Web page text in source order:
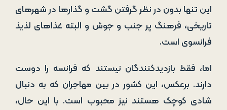
این تنها بدون در نظر گرفتن گشت و گذارها در شهرهای
تاریخی، فرهنگ پر جنب و جوش و البته غذاهای لذیذ
فرانسوی است.
اما، فقط بازدیدکنندگان نیستند که فرانسه را دوست
دارند. برعکس، این کشور در بین مهاجران که به دنبال
شادی کوچک هستند نیز محبوب است. با این حال،